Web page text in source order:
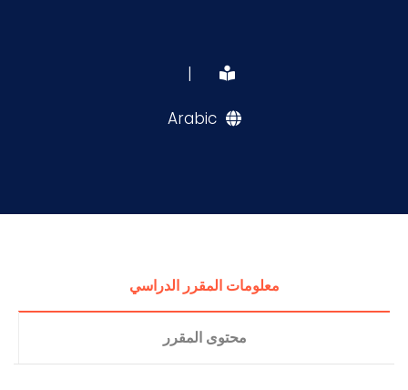
|
Arabic
معلومات المقرر الدراسي
محتوى المقرر